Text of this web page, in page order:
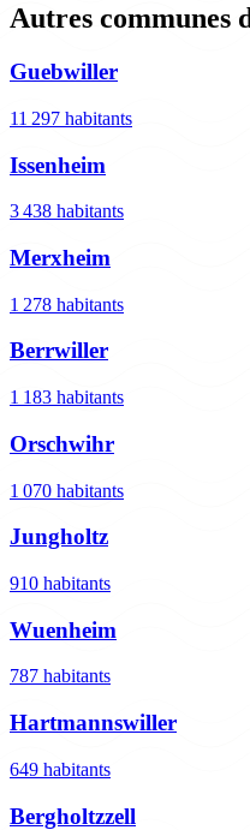
Autres communes
Guebwiller
11 297 habitants
Issenheim
3 438 habitants
Merxheim
1 278 habitants
Berrwiller
1 183 habitants
Orschwihr
1 070 habitants
Jungholtz
910 habitants
Wuenheim
787 habitants
Hartmannswiller
649 habitants
Bergholtzzell